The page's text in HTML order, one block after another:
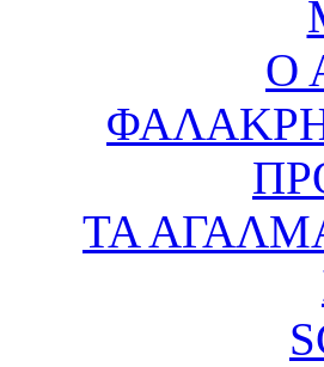
Ο
ΦΑΛΑΚΡΗ
ΤΑ